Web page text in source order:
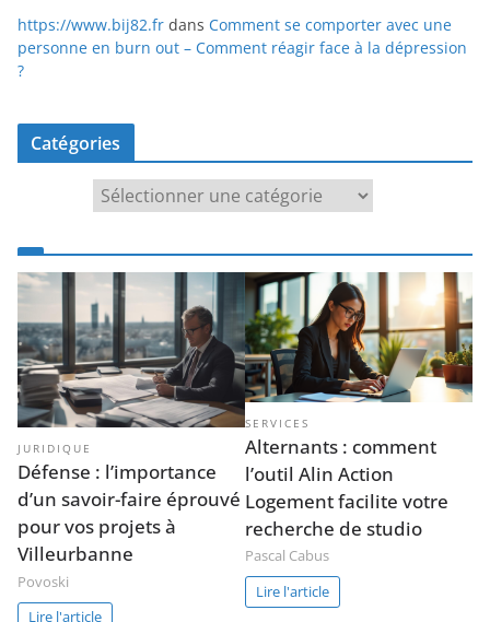
https://www.bij82.fr dans Comment se comporter avec une
personne en burn out – Comment réagir face à la dépression
?
Catégories
JURIDIQUE
Défense : l’importance
d’un savoir-faire éprouvé
pour vos projets à
Villeurbanne
Povoski
Lire l'article
SERVICES
Alternants : comment
l’outil Alin Action
Logement facilite votre
recherche de studio
Pascal Cabus
Lire l'article